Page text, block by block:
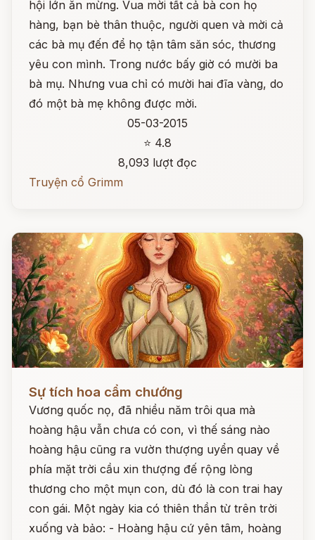
hội lớn ăn mừng. Vua mời tất cả bà con họ
hàng, bạn bè thân thuộc, người quen và mời cả
các bà mụ đến để họ tận tâm săn sóc, thương
yêu con mình. Trong nước bấy giờ có mười ba
bà mụ. Nhưng vua chỉ có mười hai đĩa vàng, do
đó một bà mẹ không được mời.
05-03-2015
⭐ 4.8
8,093 lượt đọc
Truyện cổ Grimm
Sự tích hoa cẩm chướng
Vương quốc nọ, đã nhiều năm trôi qua mà
hoàng hậu vẫn chưa có con, vì thế sáng nào
hoàng hậu cũng ra vườn thượng uyển quay về
phía mặt trời cầu xin thượng đế rộng lòng
thương cho một mụn con, dù đó là con trai hay
con gái. Một ngày kia có thiên thần từ trên trời
xuống và bảo: - Hoàng hậu cứ yên tâm, hoàng